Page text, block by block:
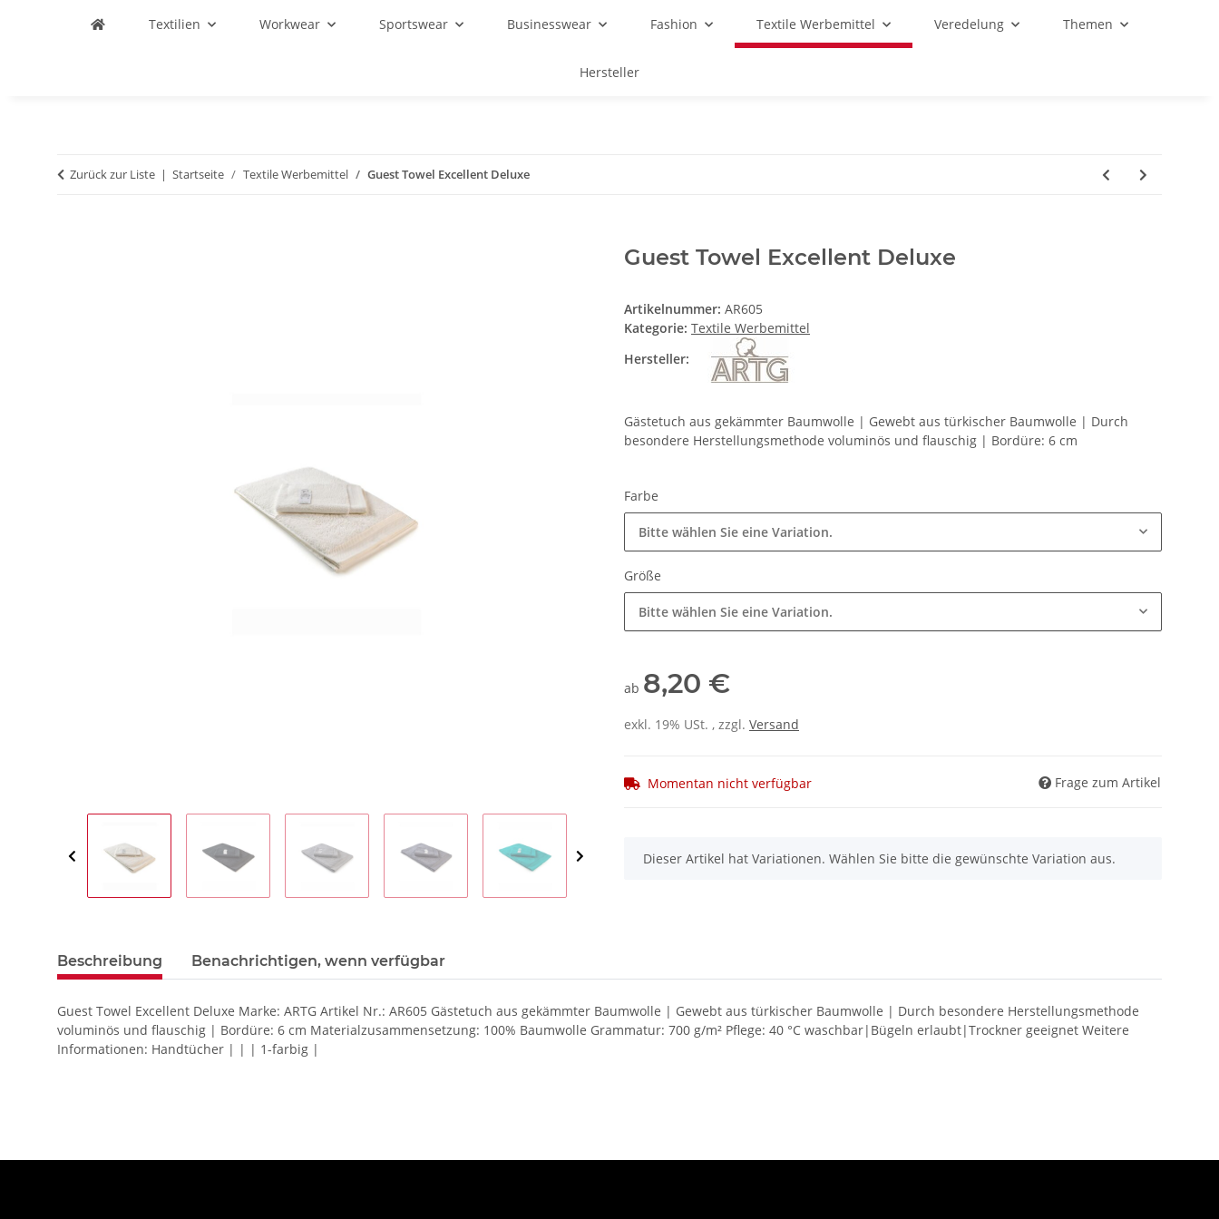
Textilien Workwear Sportswear Businesswear Fashion Textile Werbemittel Veredelung Themen
Hersteller
Zurück zur Liste Startseite Textile Werbemittel Guest Towel Excellent Deluxe
Guest Towel Excellent Deluxe
Artikelnummer: AR605
Kategorie: Textile Werbemittel
Hersteller:
Gästetuch aus gekämmter Baumwolle | Gewebt aus türkischer Baumwolle | Durch
besondere Herstellungsmethode voluminös und flauschig | Bordüre: 6 cm
Farbe
Bitte wählen Sie eine Variation.
Größe
Bitte wählen Sie eine Variation.
ab 8,20 €
exkl. 19% USt. , zzgl. Versand
Momentan nicht verfügbar Frage zum Artikel
x
Dieser Artikel hat Variationen. Wählen Sie bitte die gewünschte Variation aus.
Beschreibung Benachrichtigen, wenn verfügbar
Guest Towel Excellent Deluxe Marke: ARTG Artikel Nr.: AR605 Gästetuch aus gekämmter Baumwolle | Gewebt aus türkischer Baumwolle | Durch besondere Herstellungsmethode
voluminös und flauschig | Bordüre: 6 cm Materialzusammensetzung: 100% Baumwolle Grammatur: 700 g/m² Pflege: 40 °C waschbar|Bügeln erlaubt|Trockner geeignet Weitere
Informationen: Handtücher | | | 1-farbig |